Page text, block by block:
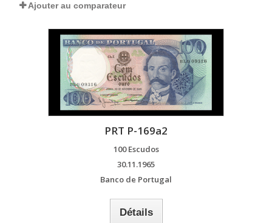
Ajouter au comparateur
PRT P-169a2
100 Escudos
30.11.1965
Banco de Portugal
Détails